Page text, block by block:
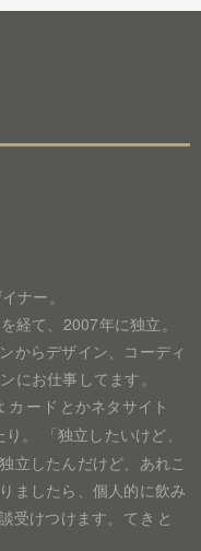
ナー。
経て、2007年に独立。
からデザイン、コーディ
にお仕事してます。
カード とかネタサイト
。 「独立したいけど、
立したんだけど、あれこ
ましたら、個人的に飲み
受けつけます。
てきと